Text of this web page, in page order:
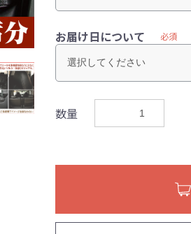
お届け日について 必須
数量